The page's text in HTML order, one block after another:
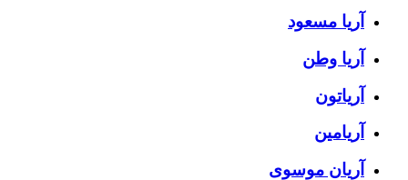
آریا مسعود
آریا وطن
آریاتون
آریامین
آریان موسوی